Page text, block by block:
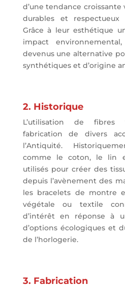
d’une tendance
durables et respectueux
Grâce à leur esthétique
impact
devenus une alternative
synthétiques et d’origine
2. Historique
L’utilisation de fibres
fabrication de divers
l’Antiquité.
comme le coton, le lin
utilisés pour créer des
depuis l’avènement des
les bracelets de montre
végétale ou textile
d’intérêt en réponse à
d’options écologiques et
de l’horlogerie.
3. Fabrication